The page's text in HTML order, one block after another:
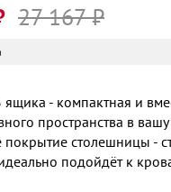
27 167 ₽
- компактная и
пространства в
покрытие столешницы -
подойдёт к